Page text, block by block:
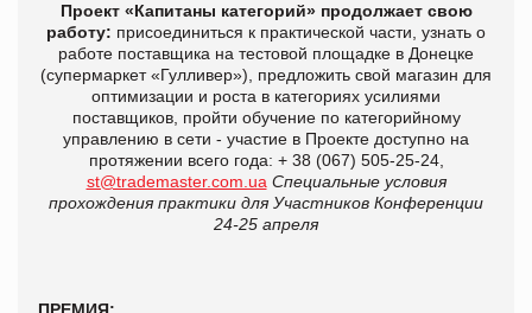
Проект «Капитаны категорий» продолжает свою
работу: присоединиться к практической части, узнать о
работе поставщика на тестовой площадке в Донецке
(супермаркет «Гулливер»), предложить свой магазин для
оптимизации и роста в категориях усилиями
поставщиков, пройти обучение по категорийному
управлению в сети - участие в Проекте доступно на
протяжении всего года: + 38 (067) 505-25-24,
st@trademaster.com.ua Специальные условия
прохождения практики для Участников Конференции
24-25 апреля